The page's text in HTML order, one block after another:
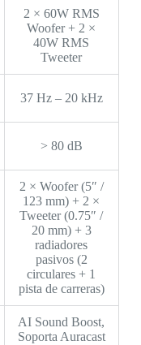
2 × 60W RMS
Woofer + 2 ×
40W RMS
Tweeter
37 Hz – 20 kHz
> 80 dB
2 × Woofer (5″ /
123 mm) + 2 ×
Tweeter (0.75″ /
20 mm) + 3
radiadores
pasivos (2
circulares + 1
pista de carreras)
AI Sound Boost,
Soporta Auracast